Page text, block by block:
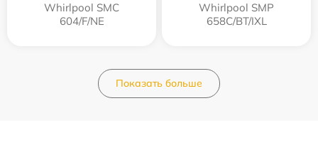
Whirlpool SMC
604/F/NE
Whirlpool SMP
658C/BT/IXL
Показать больше